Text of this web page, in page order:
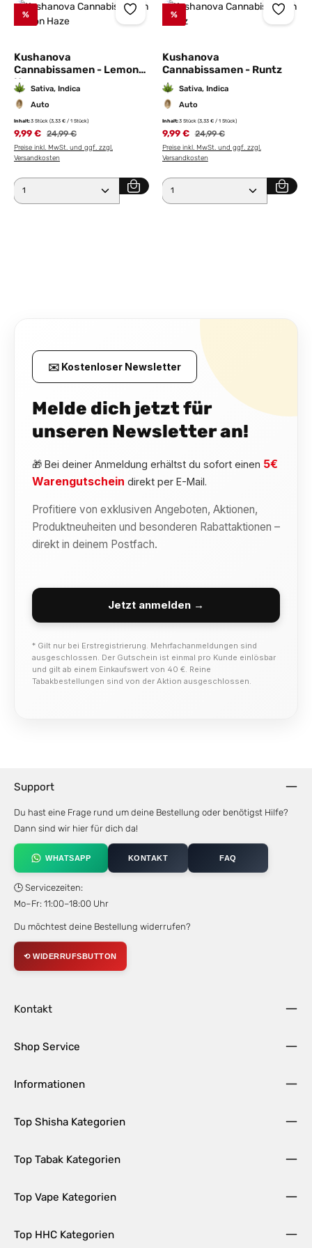
%
Kushanova
Cannabissamen - Lemon
Haze
Sativa, Indica
Auto
Inhalt:3 Stück (3,33 € / 1 Stück)
9,99 € Regulärer Preis:
24,99 €
Preise inkl. MwSt. und ggf. zzgl.
Versandkosten
Produkt Anzahl: Gib den gewünschten Wert ein
%
Kushanova
Cannabissamen - Runtz
Sativa, Indica
Auto
Inhalt:3 Stück (3,33 € / 1 Stück)
9,99 € Regulärer Preis:
24,99 €
Preise inkl. MwSt. und ggf. zzgl.
Versandkosten
Produkt Anzahl: Gib den
✉️ Kostenloser Newsletter
Melde dich jetzt für
unseren Newsletter an!
🎁 Bei deiner Anmeldung erhältst du sofort einen 5€
Warengutschein direkt per E-Mail.
Profitiere von exklusiven Angeboten, Aktionen,
Produktneuheiten und besonderen Rabattaktionen –
direkt in deinem Postfach.
Jetzt anmelden →
* Gilt nur bei Erstregistrierung. Mehrfachanmeldungen sind
ausgeschlossen. Der Gutschein ist einmal pro Kunde einlösbar
und gilt ab einem Einkaufswert von 40 €. Reine
Tabakbestellungen sind von der Aktion ausgeschlossen.
Support
Du hast eine Frage rund um deine Bestellung oder benötigst Hilfe?
Dann sind wir hier für dich da!
WHATSAPP KONTAKT FAQ
🕒 Servicezeiten:
Mo–Fr: 11:00–18:00 Uhr
Du möchtest deine Bestellung widerrufen?
⟲ WIDERRUFSBUTTON
Kontakt
Shop Service
Informationen
Top Shisha Kategorien
Top Tabak Kategorien
Top Vape Kategorien
Top HHC Kategorien